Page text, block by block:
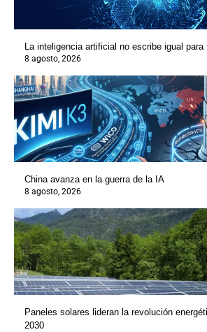
La inteligencia artificial no escribe igual para
8 agosto, 2026
China avanza en la guerra de la IA
8 agosto, 2026
Paneles solares lideran la revolución
2030